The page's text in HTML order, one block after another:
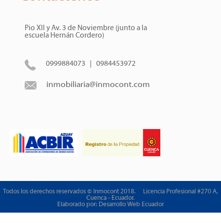
Pio XII y Av. 3 de Noviembre (junto a la
escuela Hernán Cordero)
0999884073 | 0984453972
inmobiliaria@inmocont.com
Todos los derechos reservados © Inmocont 2018. Licencia Profesional #270 A,
Cuenca - Ecuador.
Elaborado por: Desarrollo Web Ecuador